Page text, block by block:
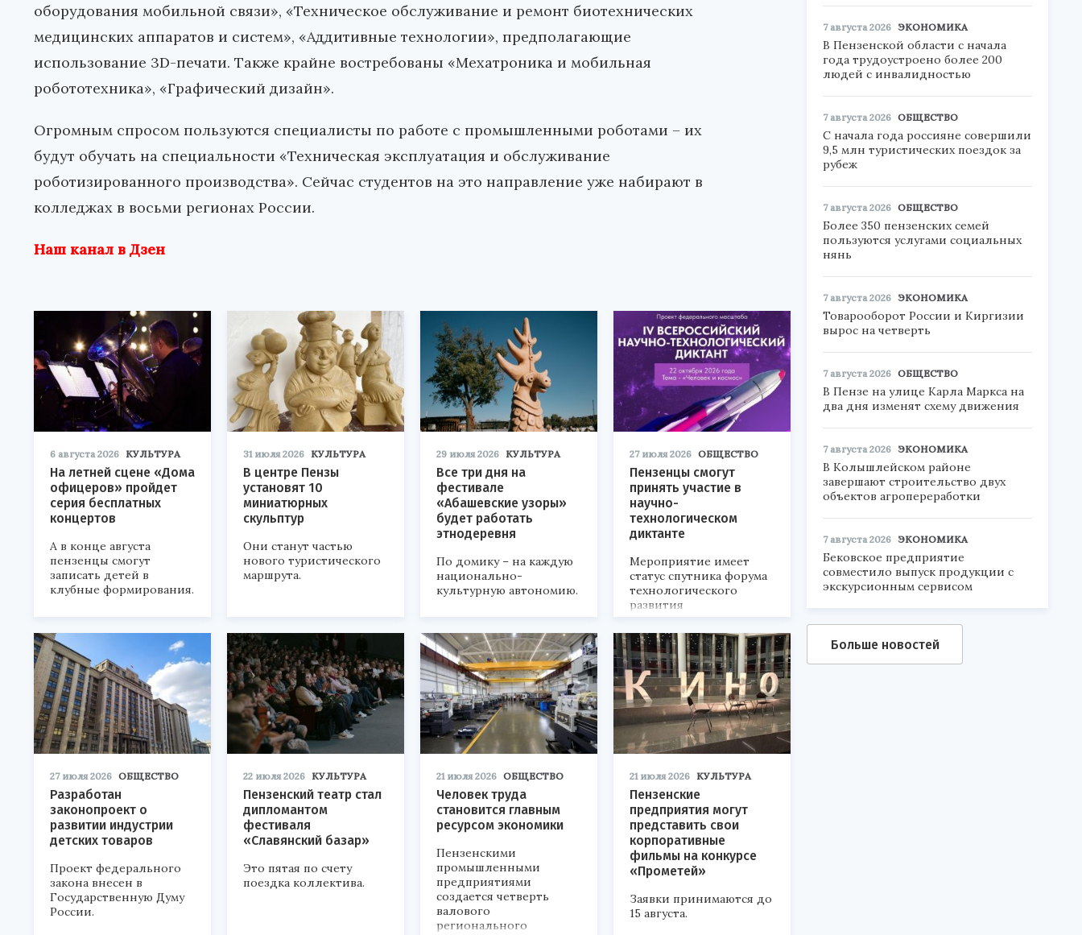
оборудования мобильной связи», «Техническое обслуживание и ремонт биотехнических
медицинских аппаратов и систем», «Аддитивные технологии», предполагающие
использование 3D-печати. Также крайне востребованы «Мехатроника и мобильная
робототехника», «Графический дизайн».
Огромным спросом пользуются специалисты по работе с промышленными роботами – их
будут обучать на специальности «Техническая эксплуатация и обслуживание
роботизированного производства». Сейчас студентов на это направление уже набирают в
колледжах в восьми регионах России.
Наш канал в Дзен
6 августа 2026 КУЛЬТУРА
На летней сцене «Дома
офицеров» пройдет
серия бесплатных
концертов
А в конце августа
пензенцы смогут
записать детей в
клубные формирования.
31 июля 2026 КУЛЬТУРА
В центре Пензы
установят 10
миниатюрных
скульптур
Они станут частью
нового туристического
маршрута.
29 июля 2026 КУЛЬТУРА
Все три дня на
фестивале
«Абашевские узоры»
будет работать
этнодеревня
По домику – на каждую
национально-
культурную автономию.
27 июля 2026 ОБЩЕСТВО
Пензенцы смогут
принять участие в
научно-
технологическом
диктанте
Мероприятие имеет
статус спутника форума
технологического
развития
«Технопром-2026».
27 июля 2026 ОБЩЕСТВО
Разработан
законопроект о
развитии индустрии
детских товаров
Проект федерального
закона внесен в
Государственную Думу
России.
22 июля 2026 КУЛЬТУРА
Пензенский театр стал
дипломантом
фестиваля
«Славянский базар»
Это пятая по счету
поездка коллектива.
21 июля 2026 ОБЩЕСТВО
Человек труда
становится главным
ресурсом экономики
Пензенскими
промышленными
предприятиями
создается четверть
валового
регионального
21 июля 2026 КУЛЬТУРА
Пензенские
предприятия могут
представить свои
корпоративные
фильмы на конкурсе
«Прометей»
Заявки принимаются до
15 августа.
7 августа 2026 ЭКОНОМИКА
В Пензенской области с начала
года трудоустроено более 200
людей с инвалидностью
7 августа 2026 ОБЩЕСТВО
С начала года россияне совершили
9,5 млн туристических поездок за
рубеж
7 августа 2026 ОБЩЕСТВО
Более 350 пензенских семей
пользуются услугами социальных
нянь
7 августа 2026 ЭКОНОМИКА
Товарооборот России и Киргизии
вырос на четверть
7 августа 2026 ОБЩЕСТВО
В Пензе на улице Карла Маркса на
два дня изменят схему движения
7 августа 2026 ЭКОНОМИКА
В Колышлейском районе
завершают строительство двух
объектов агропереработки
7 августа 2026 ЭКОНОМИКА
Бековское предприятие
совместило выпуск продукции с
экскурсионным сервисом
Больше новостей